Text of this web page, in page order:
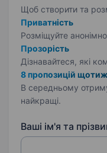
Щоб створити та
Приватність
Розміщуйте
Прозорість
Дізнавайтеся, які
8 пропозицій
В середньому
найкращі.
Ваші ім'я та